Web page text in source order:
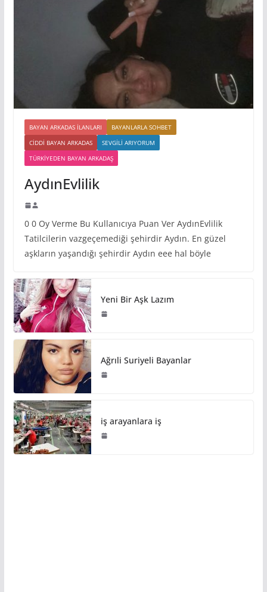
BAYAN ARKADAS ILANLARI
BAYANLARLA SOHBET
CIDDI BAYAN ARKADAS
SEVGILI ARIYORUM
TÜRKIYEDEN BAYAN ARKADAŞ
AydınEvlilik
0 0 Oy Verme Bu Kullanıcıya Puan Ver AydınEvlilik
Tatilcilerin vazgeçemediği şehirdir Aydın. En güzel
aşkların yaşandığı şehirdir Aydın eee hal böyle
Yeni Bir Aşk Lazım
Ağrıli Suriyeli Bayanlar
iş arayanlara iş